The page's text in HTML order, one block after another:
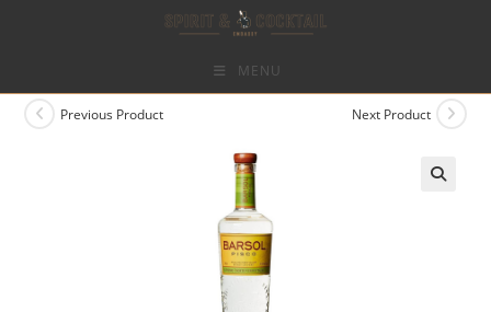
MENU
Previous Product Next Product